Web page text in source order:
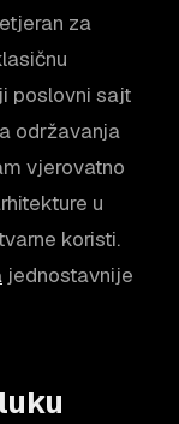
za
poslovni sajt
održavanja
vjerovatno
u
koristi.
jednostavnije